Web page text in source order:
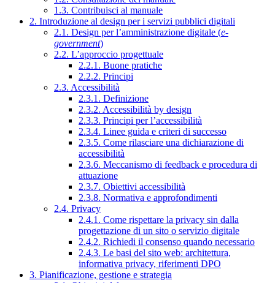
1.3. Contribuisci al manuale
2. Introduzione al design per i servizi pubblici digitali
2.1. Design per l’amministrazione digitale (e-
government)
2.2. L’approccio progettuale
2.2.1. Buone pratiche
2.2.2. Principi
2.3. Accessibilità
2.3.1. Definizione
2.3.2. Accessibilità by design
2.3.3. Principi per l’accessibilità
2.3.4. Linee guida e criteri di successo
2.3.5. Come rilasciare una dichiarazione di
accessibilità
2.3.6. Meccanismo di feedback e procedura di
attuazione
2.3.7. Obiettivi accessibilità
2.3.8. Normativa e approfondimenti
2.4. Privacy
2.4.1. Come rispettare la privacy sin dalla
progettazione di un sito o servizio digitale
2.4.2. Richiedi il consenso quando necessario
2.4.3. Le basi del sito web: architettura,
informativa privacy, riferimenti DPO
3. Pianificazione, gestione e strategia